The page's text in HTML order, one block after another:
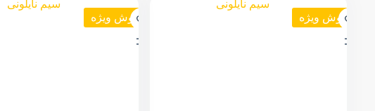
فروش ویژه فروش ویژه